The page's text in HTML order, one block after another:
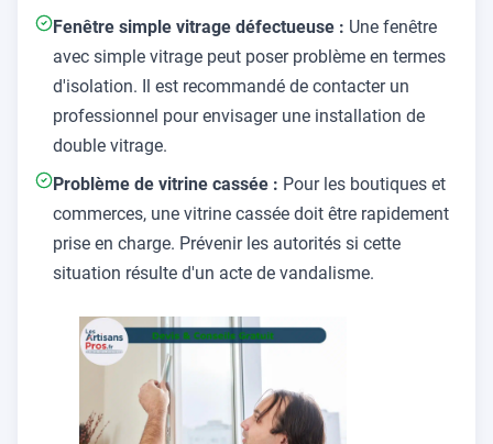
Fenêtre simple vitrage défectueuse : Une fenêtre
avec simple vitrage peut poser problème en termes
d'isolation. Il est recommandé de contacter un
professionnel pour envisager une installation de
double vitrage.
Problème de vitrine cassée : Pour les boutiques et
commerces, une vitrine cassée doit être rapidement
prise en charge. Prévenir les autorités si cette
situation résulte d'un acte de vandalisme.